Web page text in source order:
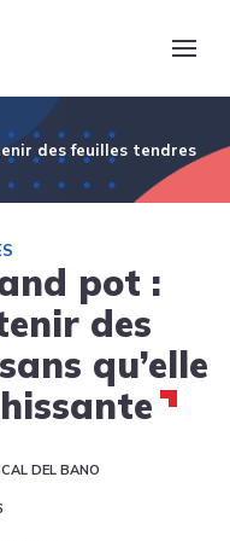
des feuilles tendres
pot :
des
qu’elle
DEL BANO